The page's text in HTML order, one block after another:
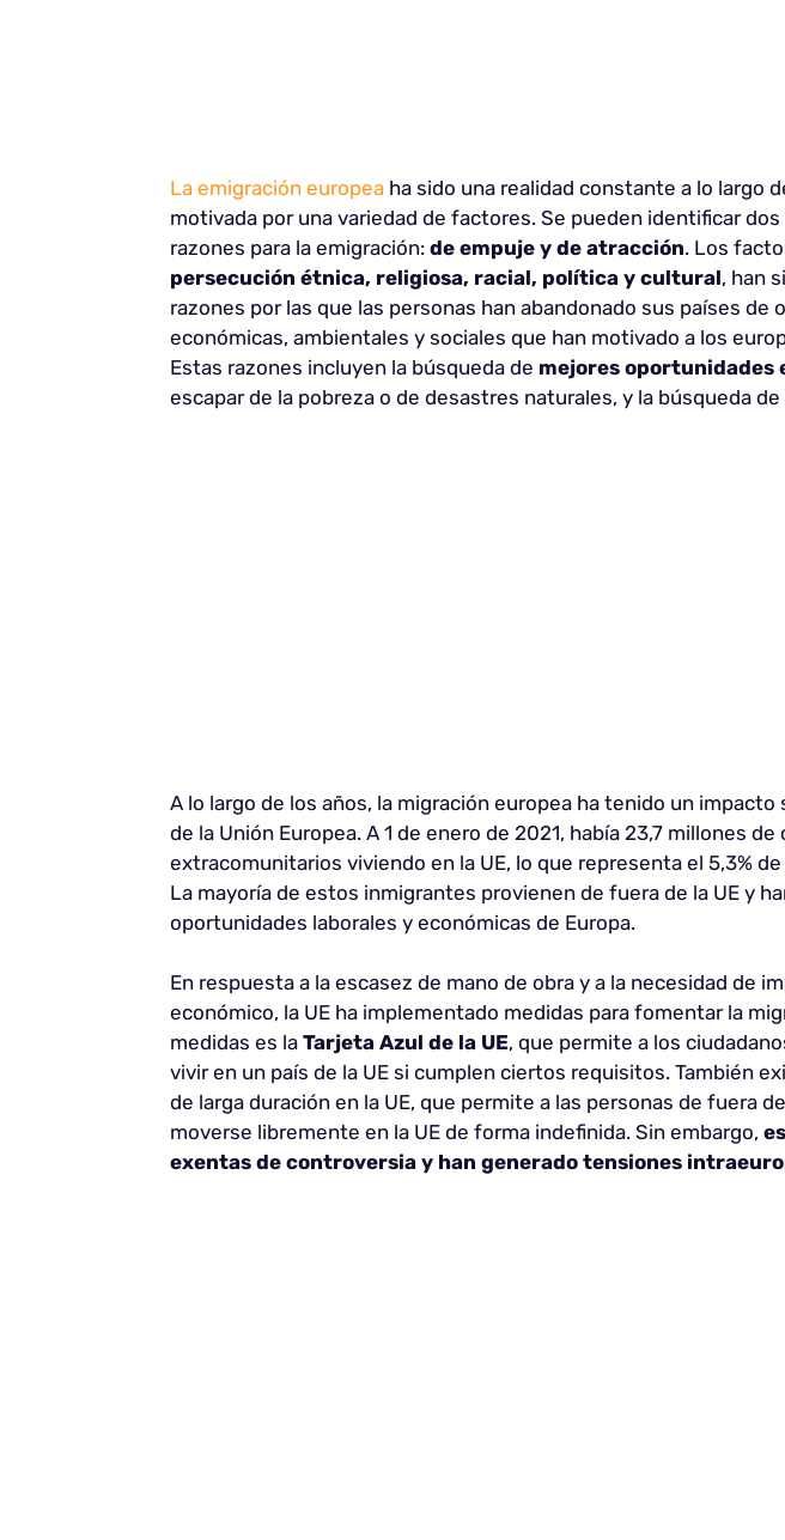
La emigración europea ha sido una realidad constante a lo largo
motivada por una variedad de factores. Se pueden identificar
razones para la emigración: de empuje y de atracción. Los
persecución étnica, religiosa, racial, política y cultural, han
razones por las que las personas han abandonado sus países de
económicas, ambientales y sociales que han motivado a los
Estas razones incluyen la búsqueda de mejores oportunidades
escapar de la pobreza o de desastres naturales, y la búsqueda
A lo largo de los años, la migración europea ha tenido un
de la Unión Europea. A 1 de enero de 2021, había 23,7 millones de
extracomunitarios viviendo en la UE, lo que representa el 5,3%
La mayoría de estos inmigrantes provienen de fuera de la UE y
oportunidades laborales y económicas de Europa.
En respuesta a la escasez de mano de obra y a la necesidad de
económico, la UE ha implementado medidas para fomentar la
medidas es la Tarjeta Azul de la UE, que permite a los
vivir en un país de la UE si cumplen ciertos requisitos. También
de larga duración en la UE, que permite a las personas de fuera
moverse libremente en la UE de forma indefinida. Sin embargo,
exentas de controversia y han generado tensiones